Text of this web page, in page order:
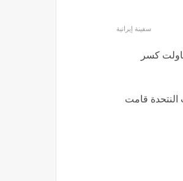
سفينة إيرانية
حاولت كسر
النتحدة قامت